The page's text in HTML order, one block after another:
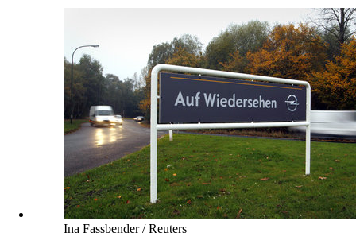
Ina Fassbender / Reuters